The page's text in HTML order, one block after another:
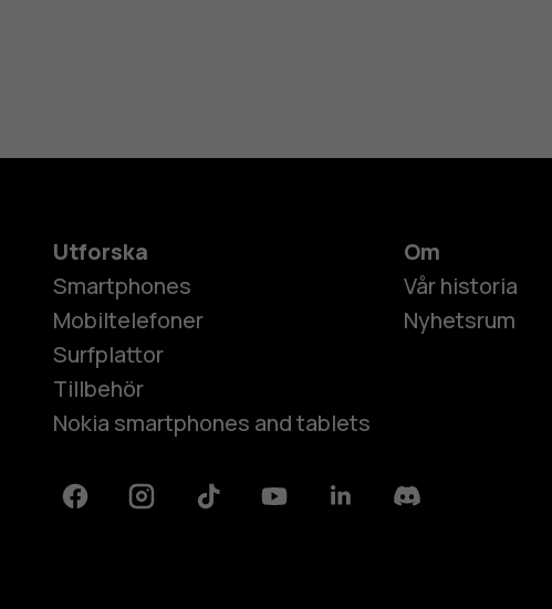
Utforska
Smartphones
Mobiltelefoner
Surfplattor
Tillbehör
Nokia smartphones and tablets
Om
Vår historia
Nyhetsrum
FacebookInstagramTiktok YoutubeLinkedinDiscord